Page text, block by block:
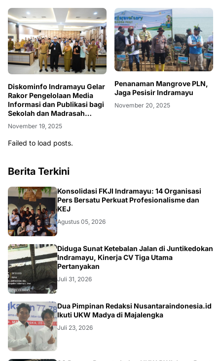
Diskominfo Indramayu Gelar
Rakor Pengelolaan Media
Informasi dan Publikasi bagi
Sekolah dan Madrasah
Negeri
November 19, 2025
Penanaman Mangrove PLN,
Jaga Pesisir Indramayu
November 20, 2025
Failed to load posts.
Berita Terkini
Konsolidasi FKJI Indramayu: 14 Organisasi
Pers Bersatu Perkuat Profesionalisme dan
KEJ
Agustus 05, 2026
KRIMINAL
Diduga Sunat Ketebalan Jalan di Juntikedokan
Indramayu, Kinerja CV Tiga Utama
Pertanyakan
Juli 31, 2026
Dua Pimpinan Redaksi Nusantaraindonesia.id
Ikuti UKW Madya di Majalengka
Juli 23, 2026